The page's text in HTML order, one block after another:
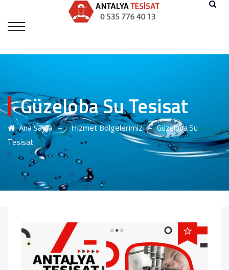
Güzeloba Su Tesisat
Ana Sayfa–Hizmet Bölgelerimiz–Güzeloba Su
Tesisat